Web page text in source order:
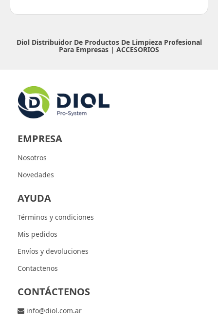
Diol Distribuidor De Productos De Limpieza Profesional
Para Empresas | ACCESORIOS
EMPRESA
Nosotros
Novedades
AYUDA
Términos y condiciones
Mis pedidos
Envíos y devoluciones
Contactenos
CONTÁCTENOS
info@diol.com.ar